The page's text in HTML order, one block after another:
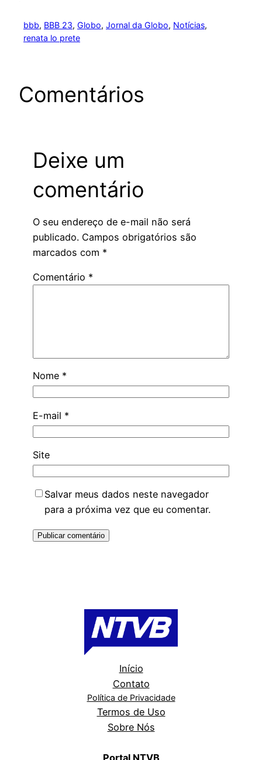
bbb, BBB 23, Globo, Jornal da Globo, Notícias
renata lo prete
Comentários
Deixe um
comentário
O seu endereço de e-mail não será
publicado. Campos obrigatórios são
marcados com *
Comentário *
Nome *
E-mail *
Site
Salvar meus dados neste navegador
para a próxima vez que eu comentar.
Início
Contato
Política de Privacidade
Termos de Uso
Sobre Nós